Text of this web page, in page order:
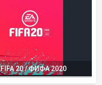
FIFA 20 / ФИФА 2020